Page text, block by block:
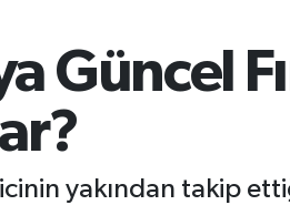
6618.49 2.12
BİST100
13.887
64
BITCOIN
3.070.441,21
Güncel
yakından takip